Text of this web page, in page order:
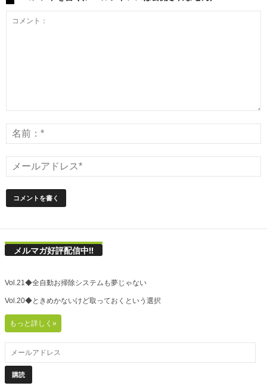
メルマガ好評配信中!!
Vol.21◆全自動お掃除システムも夢じゃない
Vol.20◆ときめかないけど取っておくという選択
もっと詳しく»